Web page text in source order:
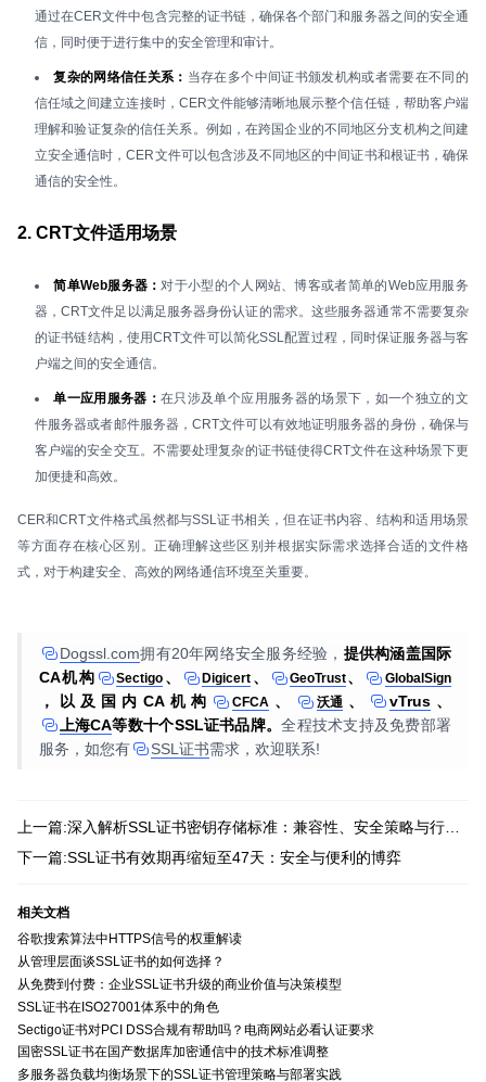
通过在CER文件中包含完整的证书链，确保各个部门和服务器之间的安全通
信，同时便于进行集中的安全管理和审计。
复杂的网络信任关系： 当存在多个中间证书颁发机构或者需要在不同的
信任域之间建立连接时，CER文件能够清晰地展示整个信任链，帮助客户端
理解和验证复杂的信任关系。例如，在跨国企业的不同地区分支机构之间建
立安全通信时，CER文件可以包含涉及不同地区的中间证书和根证书，确保
通信的安全性。
2. CRT文件适用场景
简单Web服务器：对于小型的个人网站、博客或者简单的Web应用服务
器，CRT文件足以满足服务器身份认证的需求。这些服务器通常不需要复杂
的证书链结构，使用CRT文件可以简化SSL配置过程，同时保证服务器与客
户端之间的安全通信。
单一应用服务器：在只涉及单个应用服务器的场景下，如一个独立的文
件服务器或者邮件服务器，CRT文件可以有效地证明服务器的身份，确保与
客户端的安全交互。不需要处理复杂的证书链使得CRT文件在这种场景下更
加便捷和高效。
CER和CRT文件格式虽然都与SSL证书相关，但在证书内容、结构和适用场景
等方面存在核心区别。正确理解这些区别并根据实际需求选择合适的文件格
式，对于构建安全、高效的网络通信环境至关重要。
Dogssl.com拥有20年网络安全服务经验， 提供构涵盖国际
CA机构
Sectigo 、 Digicert 、 GeoTrust、 GlobalSign
，以及国内CA机构 CFCA 、 沃通 、 vTrus、
上海CA等数十个SSL证书品牌。全程技术支持及免费部署
服务，如您有
SSL证书需求，欢迎联系!
下一篇:SSL证书有效期再缩短至47天：安全与便利的博弈
相关文档
谷歌搜索算法中HTTPS信号的权重解读
从管理层面谈SSL证书的如何选择？
从免费到付费：企业SSL证书升级的商业价值与决策模型
SSL证书在ISO27001体系中的角色
Sectigo证书对PCI DSS合规有帮助吗？电商网站必看认证要求
国密SSL证书在国产数据库加密通信中的技术标准调整
多服务器负载均衡场景下的SSL证书管理策略与部署实践